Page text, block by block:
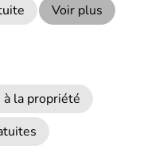
Voir plus
à la propriété